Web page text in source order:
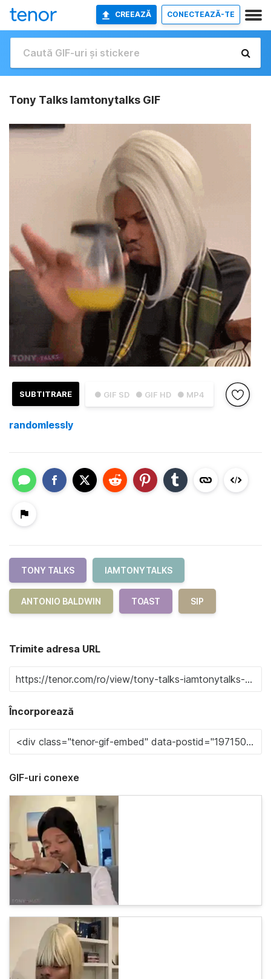
CREEAZĂ CONECTEAZĂ-TE
Tony Talks Iamtonytalks GIF
● GIF SD ● GIF HD ● MP4
SUBTITRARE
randomlessly
TONY TALKS IAMTONYTALKS
ANTONIO BALDWIN TOAST SIP
Trimite adresa URL
Încorporează
GIF-uri conexe